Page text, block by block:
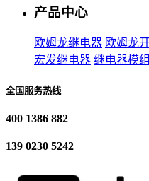
产品中心
欧姆龙继电器 欧姆龙
宏发继电器 继电器模组
全国服务热线
400 1386 882
139 0230 5242